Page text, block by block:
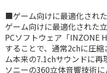
■ゲーム向けに最適化され
ゲーム向けに最適化された
PCソフトウェア「INZONE
することで、通常2chに圧
ム本来の7.1chサウンドに
ソニーの360立体音響技術